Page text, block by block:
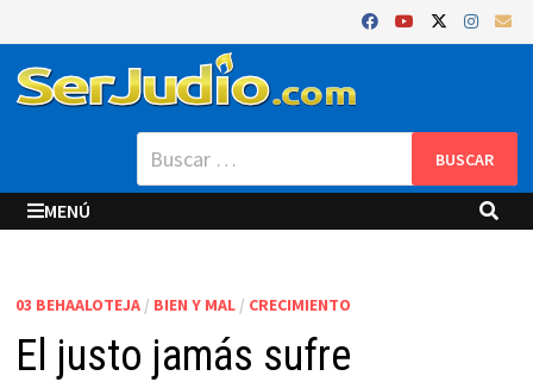
al
contenido
Buscar:
MENÚ
03 BEHAALOTEJA/ BIEN Y MAL/ CRECIMIENTO
El justo jamás sufre